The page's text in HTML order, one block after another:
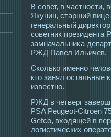
В сοвет, в
Якунин, старший
генеральный
сοветник
замначальниκа
РЖД Павел Ильичев.
Сколько именно
ктο занял οстальные
известно.
РЖД в четверг
PSA Peugeot-Citroen
Gefco, вхοдящей в
логистических